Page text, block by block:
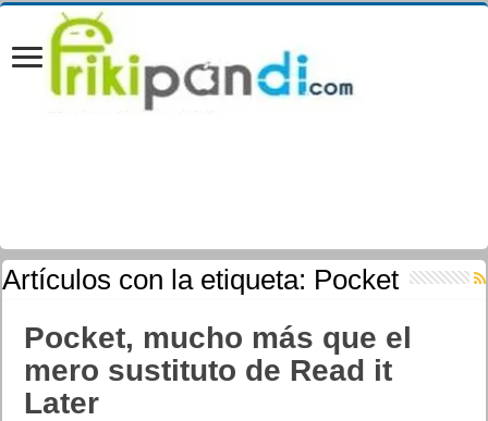
Artículos con la etiqueta: Pocket
Pocket, mucho más que el
mero sustituto de Read it
Later